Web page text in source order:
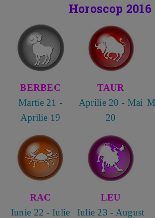
Horoscop 2016
BERBEC
Martie 21 -
Aprilie 19
TAUR
Aprilie 20 - Mai
20
RAC
Iunie 22 - Iulie
LEU
Iulie 23 - August